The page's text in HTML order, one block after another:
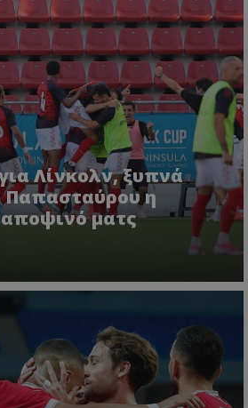
Λίνκολν, ξυπνά
Παπασταύρου η
ματς